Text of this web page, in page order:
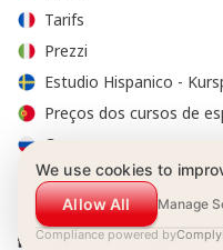
Tarifs
Prezzi
Estudio Hispanico -
Preços dos cursos de
Стоимость курсов
We use cookies to
Allow All
Manage
Compliance powered by